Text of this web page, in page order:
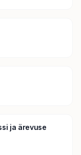
ja ärevuse